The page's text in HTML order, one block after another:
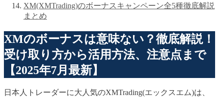
XM(XMTrading)のボーナスキャンペーン全5種徹底解説
まとめ
XMのボーナスは意味ない？徹底解説！
受け取り方から活用方法、注意点まで
【2025年7月最新】
日本人トレーダーに大人気のXMTrading(エックスエム)は、